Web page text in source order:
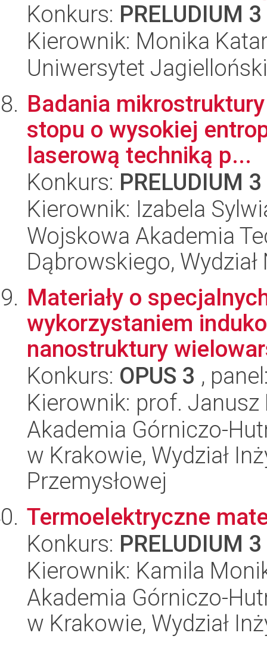
Konkurs: PRELUDIUM 3
Kierownik: Monika
Uniwersytet
Badania
stopu o wysokiej
laserową techniką p...
Konkurs: PRELUDIUM 3
Kierownik: Izabela
Wojskowa Akademia
Dąbrowskiego,
Materiały o
wykorzystaniem
nanostruktury
Konkurs: OPUS 3 ,
Kierownik: prof. Janusz
Akademia Górniczo-
w Krakowie, Wydział
Przemysłowej
Termoelektryczne
Konkurs: PRELUDIUM 3
Kierownik: Kamila
Akademia Górniczo-
w Krakowie, Wydział